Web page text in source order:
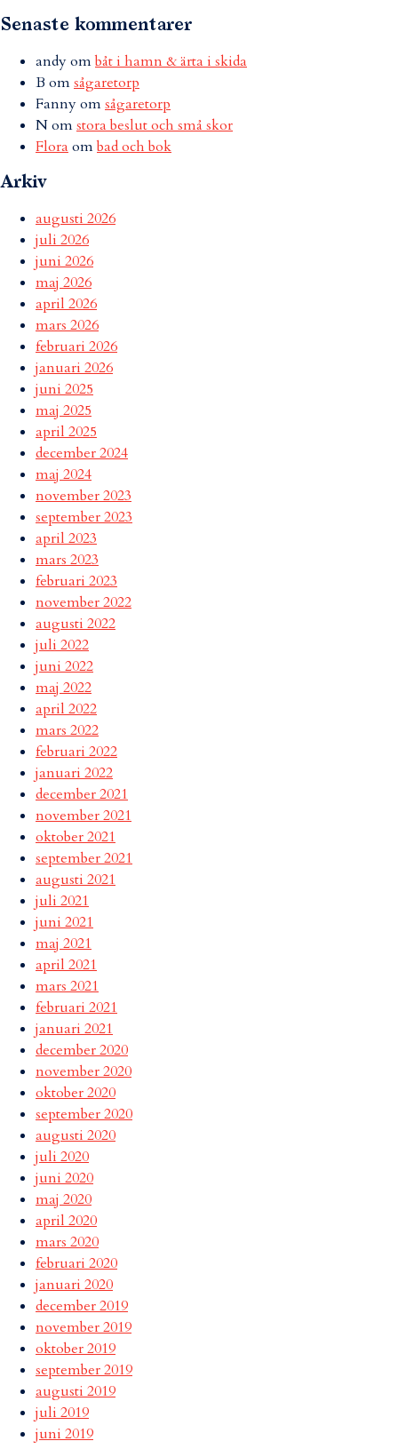
Senaste kommentarer
andyombåt i hamn & ärta i skida
B omsågaretorp
Fannyomsågaretorp
Nomstora beslut och små skor
Flora ombad och bok
Arkiv
augusti 2026
juli 2026
juni 2026
maj 2026
april 2026
mars 2026
februari 2026
januari 2026
juni 2025
maj 2025
april 2025
december 2024
maj 2024
november 2023
september 2023
april 2023
mars 2023
februari 2023
november 2022
augusti 2022
juli 2022
juni 2022
maj 2022
april 2022
mars 2022
februari 2022
januari 2022
december 2021
november 2021
oktober 2021
september 2021
augusti 2021
juli 2021
juni 2021
maj 2021
april 2021
mars 2021
februari 2021
januari 2021
december 2020
november 2020
oktober 2020
september 2020
augusti 2020
juli 2020
juni 2020
maj 2020
april 2020
mars 2020
februari 2020
januari 2020
december 2019
november 2019
oktober 2019
september 2019
augusti 2019
juli 2019
juni 2019